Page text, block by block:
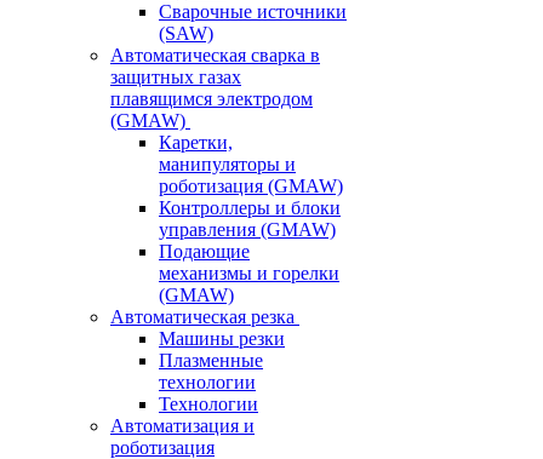
Сварочные источники
(SAW)
Автоматическая сварка в
защитных газах
плавящимся электродом
(GMAW)
Каретки,
манипуляторы и
роботизация (GMAW)
Контроллеры и блоки
управления (GMAW)
Подающие
механизмы и горелки
(GMAW)
Автоматическая резка
Машины резки
Плазменные
технологии
Технологии
Автоматизация и
роботизация